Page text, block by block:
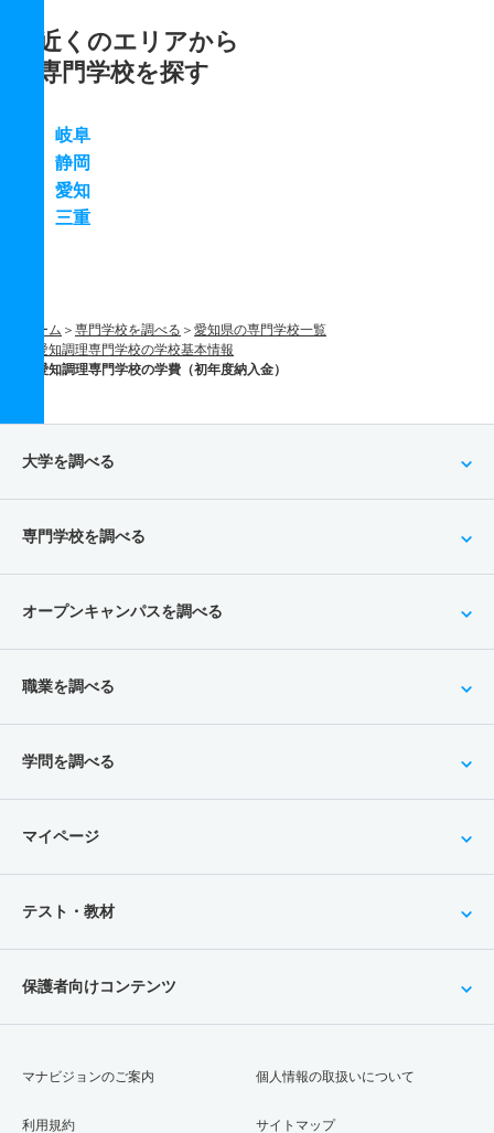
近くのエリアから
専門学校を探す
岐阜
静岡
愛知
三重
ホーム 専門学校を調べる
愛知県の専門学校一覧
愛知調理専門学校の学校基本情報
愛知調理専門学校の学費（初年度納入金）
大学を調べる
専門学校を調べる
オープンキャンパスを調べる
職業を調べる
学問を調べる
マイページ
テスト・教材
保護者向けコンテンツ
マナビジョンのご案内
利用規約
個人情報の取扱いについて
サイトマップ